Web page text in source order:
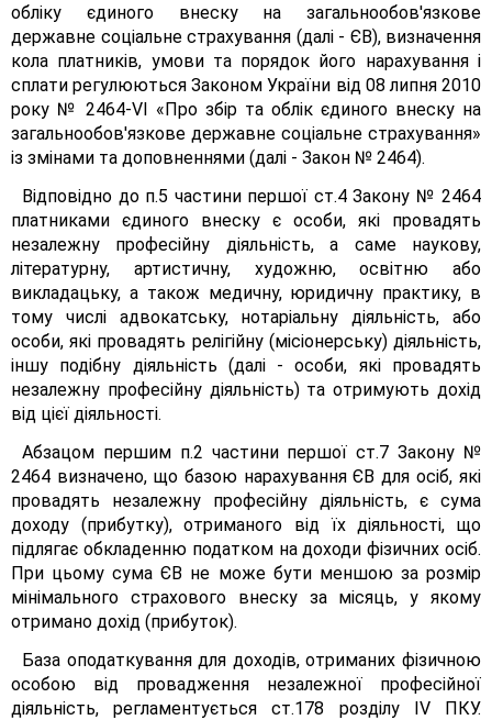
обліку єдиного внеску на загальнообов'язкове
державне соціальне страхування (далі - ЄВ), визначення
кола платників, умови та порядок його нарахування і
сплати регулюються Законом України від 08 липня 2010
року № 2464-VІ «Про збір та облік єдиного внеску на
загальнообов'язкове державне соціальне страхування»
із змінами та доповненнями (далі - Закон № 2464).
Відповідно до п.5 частини першої ст.4 Закону № 2464
платниками єдиного внеску є особи, які провадять
незалежну професійну діяльність, а саме наукову,
літературну, артистичну, художню, освітню або
викладацьку, а також медичну, юридичну практику, в
тому числі адвокатську, нотаріальну діяльність, або
особи, які провадять релігійну (місіонерську) діяльність,
іншу подібну діяльність (далі - особи, які провадять
незалежну професійну діяльність) та отримують дохід
від цієї діяльності.
Абзацом першим п.2 частини першої ст.7 Закону №
2464 визначено, що базою нарахування ЄВ для осіб, які
провадять незалежну професійну діяльність, є сума
доходу (прибутку), отриманого від їх діяльності, що
підлягає обкладенню податком на доходи фізичних осіб.
При цьому сума ЄВ не може бути меншою за розмір
мінімального страхового внеску за місяць, у якому
отримано дохід (прибуток).
База оподаткування для доходів, отриманих фізичною
особою від провадження незалежної професійної
діяльність, регламентується ст.178 розділу IV ПКУ.